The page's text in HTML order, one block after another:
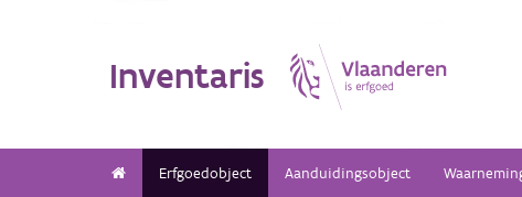
Inventaris
Erfgoedobject Aanduidingsobject